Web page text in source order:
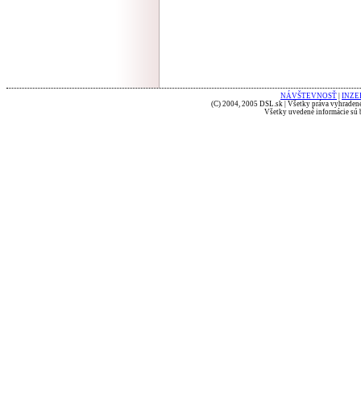
NÁVŠTEVNOSŤ
(C) 2004, 2005 DSL.sk | Všetky práva
Všetky uvedené informácie sú